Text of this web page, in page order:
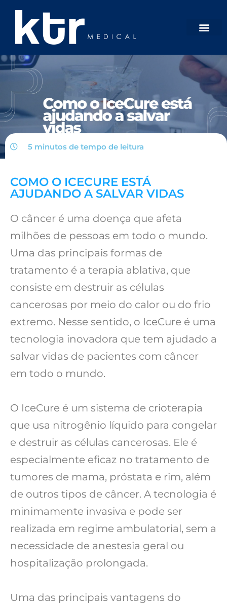
5 minutos de tempo de leitura
COMO O ICECURE ESTÁ
AJUDANDO A SALVAR VIDAS
O câncer é uma doença que afeta
milhões de pessoas em todo o mundo.
Uma das principais formas de
tratamento é a terapia ablativa, que
consiste em destruir as células
cancerosas por meio do calor ou do frio
extremo. Nesse sentido, o IceCure é uma
tecnologia inovadora que tem ajudado a
salvar vidas de pacientes com câncer
em todo o mundo.
O IceCure é um sistema de crioterapia
que usa nitrogênio líquido para congelar
e destruir as células cancerosas. Ele é
especialmente eficaz no tratamento de
tumores de mama, próstata e rim, além
de outros tipos de câncer. A tecnologia é
minimamente invasiva e pode ser
realizada em regime ambulatorial, sem a
necessidade de anestesia geral ou
hospitalização prolongada.
Uma das principais vantagens do